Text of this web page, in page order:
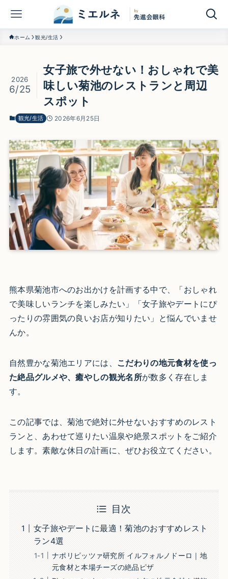
ホーム 観光/生活
女子旅で外せない！おしゃれで美
味しい菊池のレストランと周辺
スポット
2026
6/25
観光/生活 2026年6月25日
熊本県菊池市へのお出かけを計画する中で、「おしゃれ
で美味しいランチを楽しみたい」「女子旅やデートにぴ
ったりの雰囲気の良いお店が知りたい」と悩んでいませ
んか。
自然豊かな菊池エリアには、 こだわりの地元食材を使っ
た絶品グルメや、癒やしの観光名所が数多く存在しま
す。
この記事では、菊池で絶対に外せないおすすめのレスト
ランと、あわせて巡りたい温泉や絶景スポットをご紹介
します。素敵な休日の計画に、ぜひお役立てください。
目次
女子旅やデートに最適！菊池のおすすめレスト
ラン4選
ナポリピッツァ研究所 イルフォルノドーロ｜地
元食材と本場チーズの絶品ピザ